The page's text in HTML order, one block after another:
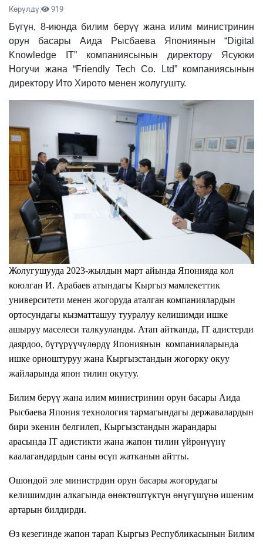
Көрүлдү:
919
Бүгүн, 8-июнда билим берүү жана илим министринин
орун басары Аида Рысбаева Япониянын “Digital
Knowledge IT” компаниясынын директору Ясуюки
Ногучи жана “Friendly Tech Co. Ltd” компаниясынын
директору Ито Хирото менен жолугушту.
Жолугушууда 2023-жылдын март айында Японияда кол
коюлган И. Арабаев атындагы Кыргыз мамлекеттик
университети менен жогоруда аталган компаниялардын
ортосундагы кызматташуу тууралуу келишимди ишке
ашыруу маселеси талкууланды. Атап айтканда, IT адистерди
даярдоо, бүтүрүүчүлөрдү Япониянын компанияларында
ишке орноштуруу жана Кыргызстандын жогорку окуу
жайларында япон тилин окутуу.
Билим берүү жана илим министринин орун басары Аида
Рысбаева Япония технология тармагындагы державалардын
бири экенин белгилеп, Кыргызстандын жарандары
арасында IT адистикти жана жапон тилин үйрөнүүнү
каалагандардын саны өсүп жатканын айтты.
Ошондой эле министрдин орун басары жогорудагы
келишимдин алкагында өнөктөштүктүн өнүгүшүнө ишеним
артарын билдирди.
Өз кезегинде жапон тарап Кыргыз Республикасынын Билим